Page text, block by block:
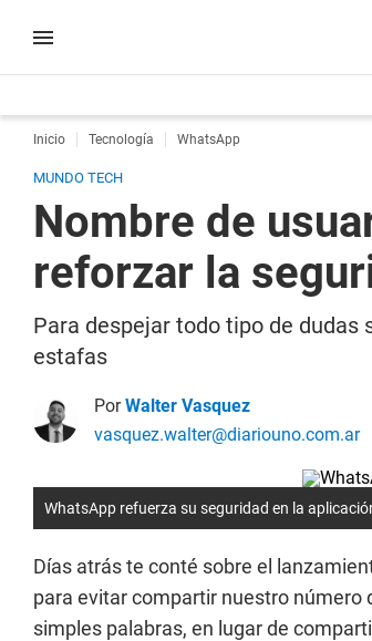
Inicio Tecnología WhatsApp
MUNDO TECH
Nombre de
reforzar la
Para despejar todo tipo de dudas
estafas
PorWalter Vasquez
vasquez.walter@diariouno.com.ar
WhatsApp refuerza su seguridad en la
Días atrás te conté sobre el
para evitar compartir nuestro número
simples palabras, en lugar de